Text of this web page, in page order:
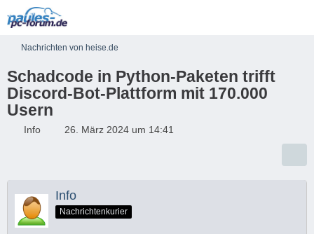
Nachrichten von heise.de
Schadcode in Python-Paketen trifft
Discord-Bot-Plattform mit 170.000
Usern
Info 26. März 2024 um 14:41
Info
Nachrichtenkurier